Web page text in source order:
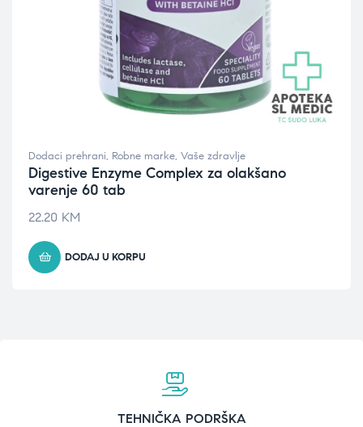
Dodaci prehrani, Robne marke, Vaše zdravlje
Digestive Enzyme Complex za olakšano
varenje 60 tab
22.20 KM
DODAJ U KORPU
TEHNIČKA PODRŠKA